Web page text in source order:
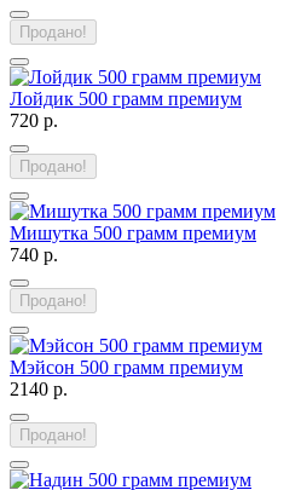
Продано!
Лойдик 500 грамм премиум
720 р.
Продано!
Мишутка 500 грамм премиум
740 р.
Продано!
Мэйсон 500 грамм премиум
2140 р.
Продано!